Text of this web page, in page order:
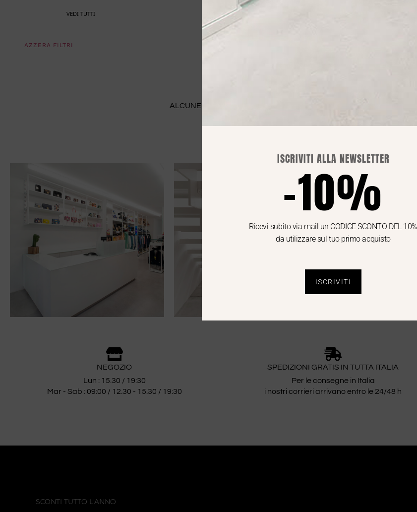
VEDI TUTTI
AZZERA FILTRI
ALCUNE IMMAGINI DEL NOSTRO STORE A MANTOVA IN C.SO
NEGOZIO
Lun : 15.30 / 19:30
Mar - Sab : 09:00 / 12.30 - 15.30 / 19:30
SPEDIZIONI GRATIS IN TUTTA ITALIA
Per le consegne in Italia
i nostri corrieri arrivano entro le 24/48 h
SCONTI TUTTO L'ANNO
ISCRIVITI ALLA NEWSLETTER
-10%
Ricevi subito via mail un CODICE SCONTO DEL 10%
da utilizzare sul tuo primo acquisto
ISCRIVITI